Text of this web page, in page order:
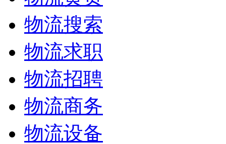
物流搜索
物流求职
物流招聘
物流商务
物流设备